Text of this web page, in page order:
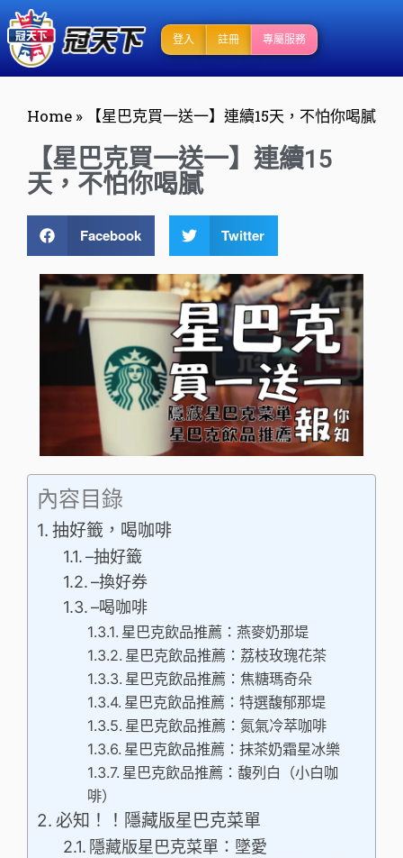
登入 註冊 專屬服務
Home » 【星巴克買一送一】連續15天，不怕你喝膩
【星巴克買一送一】連續15
天，不怕你喝膩
Facebook Twitter
內容目錄
抽好籤，喝咖啡
–抽好籤
–換好券
–喝咖啡
星巴克飲品推薦：燕麥奶那堤
星巴克飲品推薦：荔枝玫瑰花茶
星巴克飲品推薦：焦糖瑪奇朵
星巴克飲品推薦：特選馥郁那堤
星巴克飲品推薦：氮氣冷萃咖啡
星巴克飲品推薦：抹茶奶霜星冰樂
星巴克飲品推薦：馥列白（小白咖
啡）
必知！！隱藏版星巴克菜單
隱藏版星巴克菜單：墜愛